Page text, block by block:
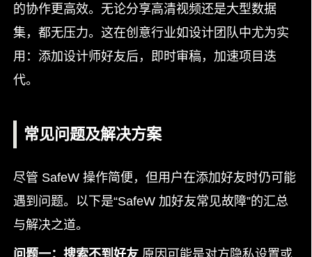
的协作更高效。无论分享高清视频还是大型数据
集，都无压力。这在创意行业如设计团队中尤为实
用：添加设计师好友后，即时审稿，加速项目迭
代。
常见问题及解决方案
尽管 SafeW 操作简便，但用户在添加好友时仍可能
遇到问题。以下是“SafeW 加好友常见故障”的汇总
与解决之道。
问题一：搜索不到好友原因可能是对方隐私设置或